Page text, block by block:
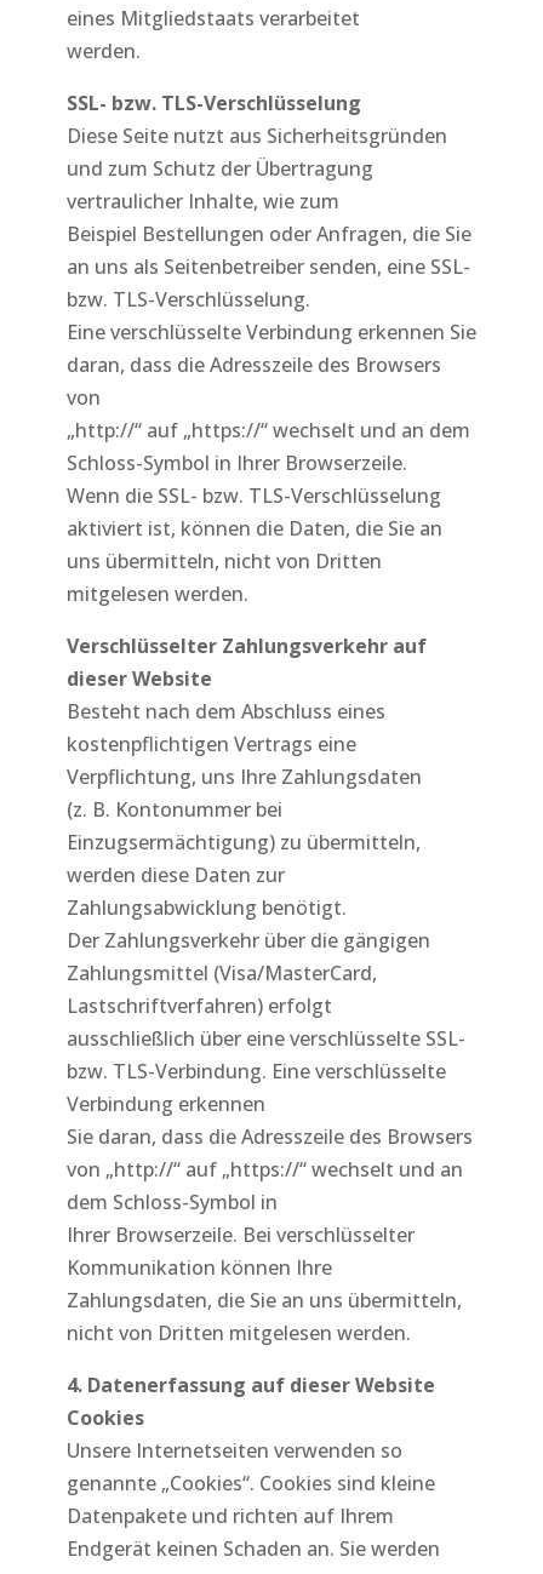
eines Mitgliedstaats verarbeitet
werden.
SSL- bzw. TLS-Verschlüsselung
Diese Seite nutzt aus Sicherheitsgründen
und zum Schutz der Übertragung
vertraulicher Inhalte, wie zum
Beispiel Bestellungen oder Anfragen, die Sie
an uns als Seitenbetreiber senden, eine SSL-
bzw. TLS-Verschlüsselung.
Eine verschlüsselte Verbindung erkennen Sie
daran, dass die Adresszeile des Browsers
von
„http://“ auf „https://“ wechselt und an dem
Schloss-Symbol in Ihrer Browserzeile.
Wenn die SSL- bzw. TLS-Verschlüsselung
aktiviert ist, können die Daten, die Sie an
uns übermitteln, nicht von Dritten
mitgelesen werden.
Verschlüsselter Zahlungsverkehr auf
dieser Website
Besteht nach dem Abschluss eines
kostenpflichtigen Vertrags eine
Verpflichtung, uns Ihre Zahlungsdaten
(z. B. Kontonummer bei
Einzugsermächtigung) zu übermitteln,
werden diese Daten zur
Zahlungsabwicklung benötigt.
Der Zahlungsverkehr über die gängigen
Zahlungsmittel (Visa/MasterCard,
Lastschriftverfahren) erfolgt
ausschließlich über eine verschlüsselte SSL-
bzw. TLS-Verbindung. Eine verschlüsselte
Verbindung erkennen
Sie daran, dass die Adresszeile des Browsers
von „http://“ auf „https://“ wechselt und an
dem Schloss-Symbol in
Ihrer Browserzeile. Bei verschlüsselter
Kommunikation können Ihre
Zahlungsdaten, die Sie an uns übermitteln,
nicht von Dritten mitgelesen werden.
4. Datenerfassung auf dieser Website
Cookies
Unsere Internetseiten verwenden so
genannte „Cookies“. Cookies sind kleine
Datenpakete und richten auf Ihrem
Endgerät keinen Schaden an. Sie werden